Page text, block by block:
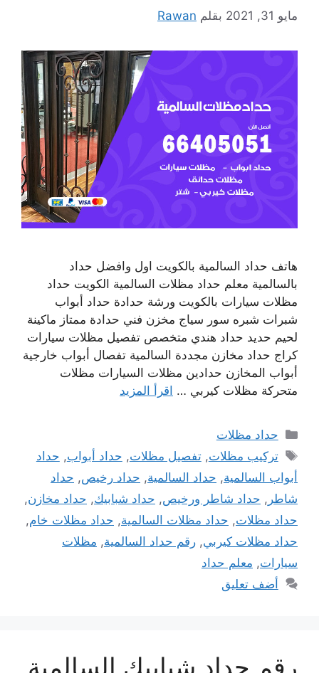
مايو 31, 2021 بقلم Rawan
هاتف حداد السالمية بالكويت اول وافضل حداد
بالسالمية معلم حداد مظلات السالمية الكويت حداد
مظلات سيارات بالكويت ورشة حدادة حداد أبواب
شبرات شبره سور سياج مخزن فني حدادة ممتاز ماكينة
لحيم حديد حداد هندي متخصص تفصيل مظلات سيارات
كراج حداد مخازن مجددة السالمية تفصال أبواب خارجية
أبواب المخازن حدادين مظلات السيارات مظلات
متحركة مظلات كيربي … اقرأ المزيد
التصنيفات
حداد مظلات
الوسوم
تركيب مظلات,تفصيل مظلات, حداد أبواب, حداد
أبواب السالمية, حداد السالمية, حداد رخيص, حداد
شاطر , حداد شاطر ورخيص, حداد شبابيك, حداد مخازن,
حداد مظلات, حداد مظلات السالمية, حداد مظلات خام,
حداد مظلات كيربي, رقم حداد السالمية, مظلات
سيارات, معلم حداد
أضف تعليق
رقم حداد شبابيك السالمية